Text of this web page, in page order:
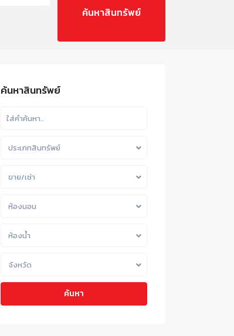
ค้นหาสินทรัพย์
ประเภทสินทรัพย์
ขาย/เช่า
ห้องนอน
ห้องน้ำ
จังหวัด
ค้นหา